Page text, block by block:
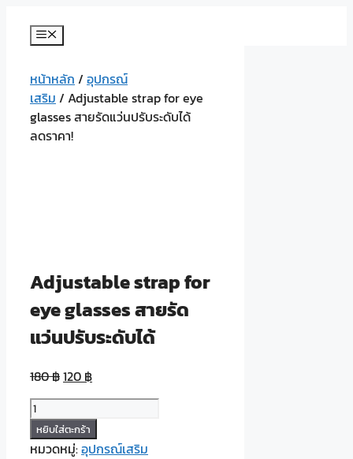
Menu
หน้าหลัก / อุปกรณ์
เสริม / Adjustable strap for eye
glasses สายรัดแว่นปรับระดับได้
ลดราคา!
Adjustable strap for
eye glasses สายรัด
แว่นปรับระดับได้
180฿120 ฿
จำนวน
Adjustable
strap
หยิบใส่ตะกร้า
หมวดหมู่:อุปกรณ์เสริม